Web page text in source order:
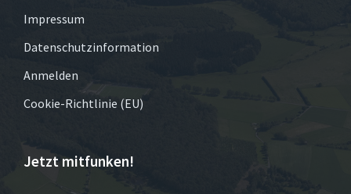
Impressum
Datenschutzinformation
Anmelden
Cookie-Richtlinie (EU)
Jetzt mitfunken!